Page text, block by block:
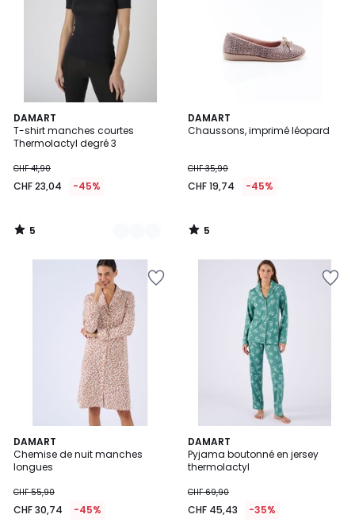
DAMART
T-shirt manches courtes
Thermolactyl degré 3
CHF 41,90
CHF 23,04 -45%
5
/
5
2
Couleurs
5
/
DAMART
Chaussons, imprimé léopard
CHF 35,90
CHF 19,74 -45%
5
/
5
/
DAMART
Chemise de nuit manches
longues
CHF 55,90
CHF 30,74 -45%
DAMART
Pyjama boutonné en jersey
thermolactyl
CHF 69,90
CHF 45,43 -35%
5
/
5